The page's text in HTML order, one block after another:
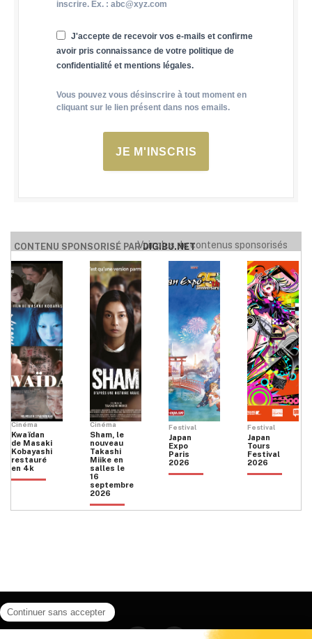
inscrire. Ex. : abc@xyz.com
J'accepte de recevoir vos e-mails et confirme
avoir pris connaissance de votre politique de
confidentialité et mentions légales.
Vous pouvez vous désinscrire à tout moment en
cliquant sur le lien présent dans nos emails.
JE M'INSCRIS
CONTENU SPONSORISÉ PARDIGIBU.NET
Voir plus de contenus sponsorisés
Cinéma
Kwaïdan
de Masaki
Kobayashi
restauré
en 4k
Cinéma
Sham, le
nouveau
Takashi
Miike en
salles le
16
septembre
2026
Festival
Japan
Expo
Paris
2026
Festival
Japan
Tours
Festival
2026